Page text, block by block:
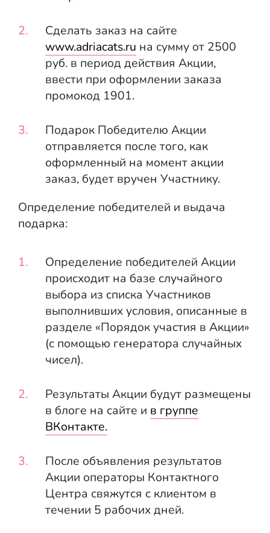
Сделать заказ на сайте
www.adriacats.ru на сумму от 2500
руб. в период действия Акции,
ввести при оформлении заказа
промокод 1901.
Подарок Победителю Акции
отправляется после того, как
оформленный на момент акции
заказ, будет вручен Участнику.
Определение победителей и выдача
подарка:
Определение победителей Акции
происходит на базе случайного
выбора из списка Участников
выполнивших условия, описанные в
разделе «Порядок участия в Акции»
(с помощью генератора случайных
чисел).
Результаты Акции будут размещены
в блоге на сайте и в группе
ВКонтакте.
После объявления результатов
Акции операторы Контактного
Центра свяжутся с клиентом в
течении 5 рабочих дней.